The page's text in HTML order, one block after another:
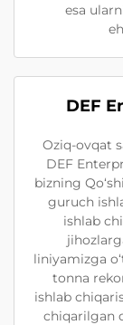
esa
DEF
Oziq-ovqat
DEF
bizning
guruch
ishlab
liniyamizga
tonna
ishlab
chiqarilgan